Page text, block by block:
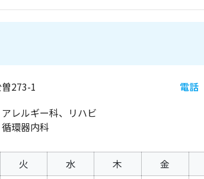
273-1 電話
レルギー科、リハビ
環器内科
火 水 木 金